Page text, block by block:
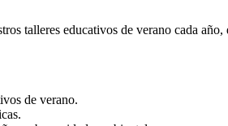
talleres educativos de verano cada
de verano.